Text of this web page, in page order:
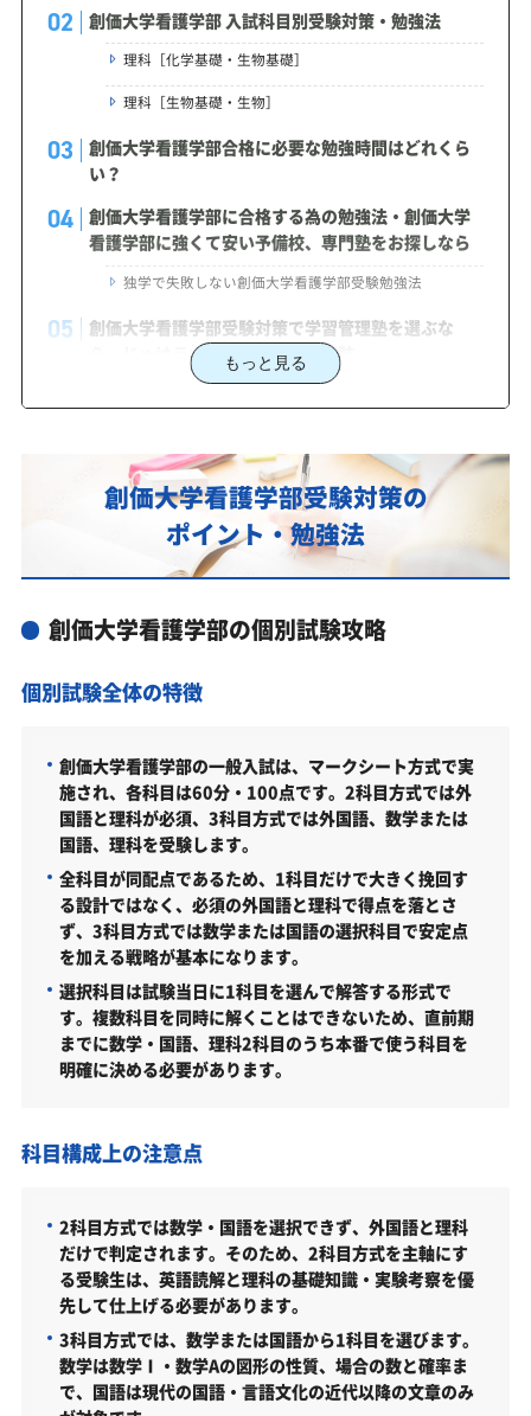
創価大学看護学部 入試科目別受験対策・勉強法
理科［化学基礎・生物基礎］
理科［生物基礎・生物］
創価大学看護学部合格に必要な勉強時間はどれくら
い？
創価大学看護学部に合格する為の勉強法・創価大学
看護学部に強くて安い予備校、専門塾をお探しなら
独学で失敗しない創価大学看護学部受験勉強法
創価大学看護学部受験対策で学習管理塾を選ぶな
ら、じゅけラボ予備校という選択肢
創価大学看護学部対策カリキュラムのポイント
あなたにピッタリ合った「創価大学看護学部対策の
オーダーメイドカリキュラム」から得られる成果と
は？
カリキュラムや料金についてお気軽にご相談くださ
創価大学看護学部の総合型選抜入試対策も万全
創価大学看護学部の入試日程
創価大学看護学部の入試日程
創価大学看護学部の受験情報
創価大学看護学部の入試方式
全学統一入試 2科目方式・3科目方式（2026年度）
一般入試 2科目方式・3科目方式（2026年度）
大学入学共通テスト利用入試（前期）3・4科目方式（20
26年度）
難易度（前年度の入試結果に基づく指標）
国家試験 合格率（最新年度）
創価大学看護学部の所在地
創価大学看護学部の周辺地図
「創価大学看護学部に受かる気がしない」とやる気
をなくしている受験生へ
もっと見る
創価大学看護学部受験対策の
ポイント・勉強法
創価大学看護学部の個別試験攻略
個別試験全体の特徴
創価大学看護学部の一般入試は、マークシート方式で実
施され、各科目は60分・100点です。2科目方式では外
国語と理科が必須、3科目方式では外国語、数学または
国語、理科を受験します。
全科目が同配点であるため、1科目だけで大きく挽回す
る設計ではなく、必須の外国語と理科で得点を落とさ
ず、3科目方式では数学または国語の選択科目で安定点
を加える戦略が基本になります。
選択科目は試験当日に1科目を選んで解答する形式で
す。複数科目を同時に解くことはできないため、直前期
までに数学・国語、理科2科目のうち本番で使う科目を
明確に決める必要があります。
科目構成上の注意点
2科目方式では数学・国語を選択できず、外国語と理科
だけで判定されます。そのため、2科目方式を主軸にす
る受験生は、英語読解と理科の基礎知識・実験考察を優
先して仕上げる必要があります。
3科目方式では、数学または国語から1科目を選びます。
数学は数学Ⅰ・数学Aの図形の性質、場合の数と確率ま
で、国語は現代の国語・言語文化の近代以降の文章のみ